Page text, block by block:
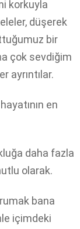
korkuyla
düşerek
bir
çok sevdiğim
ayrıntılar.
en
daha fazla
olarak.
bana
içimdeki